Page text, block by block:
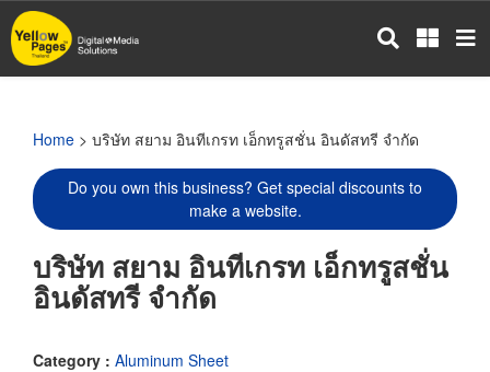
Skip
to
main
Home > บริษัท สยาม อินทีเกรท เอ็กทรูสชั่น อินดัสทรี จำกัด
Do you own this business? Get special discounts to
make a website.
บริษัท สยาม อินทีเกรท เอ็กทรูสชั่น
อินดัสทรี จำกัด
Category : Aluminum Sheet